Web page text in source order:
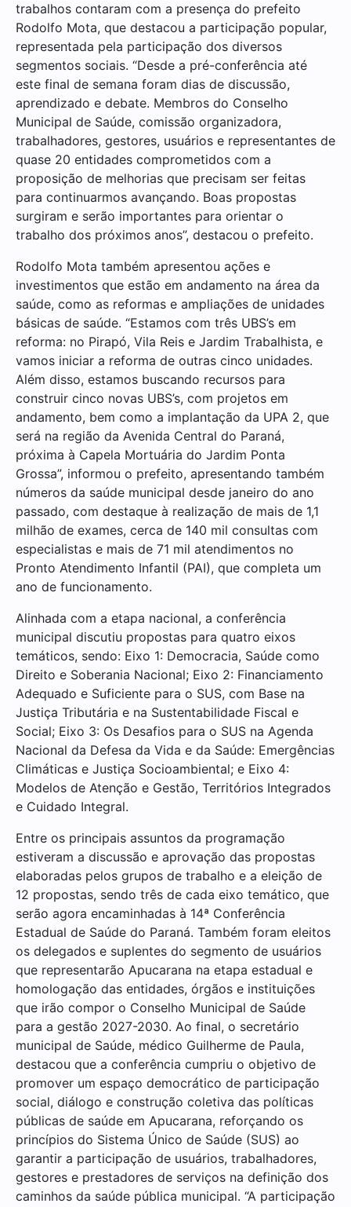
trabalhos contaram com a presença do prefeito
Rodolfo Mota, que destacou a participação popular,
representada pela participação dos diversos
segmentos sociais. “Desde a pré-conferência até
este final de semana foram dias de discussão,
aprendizado e debate. Membros do Conselho
Municipal de Saúde, comissão organizadora,
trabalhadores, gestores, usuários e representantes de
quase 20 entidades comprometidos com a
proposição de melhorias que precisam ser feitas
para continuarmos avançando. Boas propostas
surgiram e serão importantes para orientar o
trabalho dos próximos anos”, destacou o prefeito.
Rodolfo Mota também apresentou ações e
investimentos que estão em andamento na área da
saúde, como as reformas e ampliações de unidades
básicas de saúde. “Estamos com três UBS’s em
reforma: no Pirapó, Vila Reis e Jardim Trabalhista, e
vamos iniciar a reforma de outras cinco unidades.
Além disso, estamos buscando recursos para
construir cinco novas UBS’s, com projetos em
andamento, bem como a implantação da UPA 2, que
será na região da Avenida Central do Paraná,
próxima à Capela Mortuária do Jardim Ponta
Grossa”, informou o prefeito, apresentando também
números da saúde municipal desde janeiro do ano
passado, com destaque à realização de mais de 1,1
milhão de exames, cerca de 140 mil consultas com
especialistas e mais de 71 mil atendimentos no
Pronto Atendimento Infantil (PAI), que completa um
ano de funcionamento.
Alinhada com a etapa nacional, a conferência
municipal discutiu propostas para quatro eixos
temáticos, sendo: Eixo 1: Democracia, Saúde como
Direito e Soberania Nacional; Eixo 2: Financiamento
Adequado e Suficiente para o SUS, com Base na
Justiça Tributária e na Sustentabilidade Fiscal e
Social; Eixo 3: Os Desafios para o SUS na Agenda
Nacional da Defesa da Vida e da Saúde: Emergências
Climáticas e Justiça Socioambiental; e Eixo 4:
Modelos de Atenção e Gestão, Territórios Integrados
e Cuidado Integral.
Entre os principais assuntos da programação
estiveram a discussão e aprovação das propostas
elaboradas pelos grupos de trabalho e a eleição de
12 propostas, sendo três de cada eixo temático, que
serão agora encaminhadas à 14ª Conferência
Estadual de Saúde do Paraná. Também foram eleitos
os delegados e suplentes do segmento de usuários
que representarão Apucarana na etapa estadual e
homologação das entidades, órgãos e instituições
que irão compor o Conselho Municipal de Saúde
para a gestão 2027-2030. Ao final, o secretário
municipal de Saúde, médico Guilherme de Paula,
destacou que a conferência cumpriu o objetivo de
promover um espaço democrático de participação
social, diálogo e construção coletiva das políticas
públicas de saúde em Apucarana, reforçando os
princípios do Sistema Único de Saúde (SUS) ao
garantir a participação de usuários, trabalhadores,
gestores e prestadores de serviços na definição dos
caminhos da saúde pública municipal. “A participação